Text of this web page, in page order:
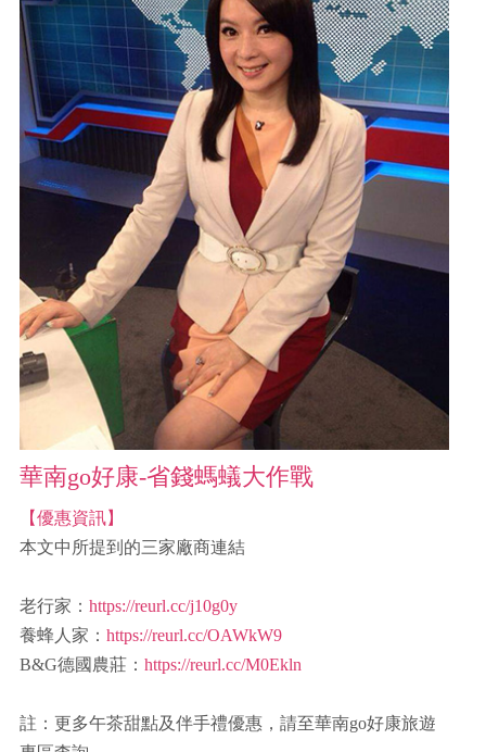
華南go好康-省錢螞蟻大作戰
【優惠資訊】
本文中所提到的三家廠商連結
老行家： https://reurl.cc/j10g0y
養蜂人家： https://reurl.cc/OAWkW9
B&G德國農莊： https://reurl.cc/M0Ekln
註：更多午茶甜點及伴手禮優惠，請至華南go好康旅遊